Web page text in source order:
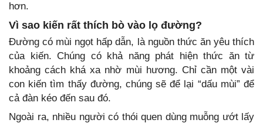
hơn.
Vì sao kiến rất thích bò vào lọ đường?
Đường có mùi ngọt hấp dẫn, là nguồn thức ăn yêu thích
của kiến. Chúng có khả năng phát hiện thức ăn từ
khoảng cách khá xa nhờ mùi hương. Chỉ cần một vài
con kiến tìm thấy đường, chúng sẽ để lại “dấu mùi” để
cả đàn kéo đến sau đó.
Ngoài ra, nhiều người có thói quen dùng muỗng ướt lấy